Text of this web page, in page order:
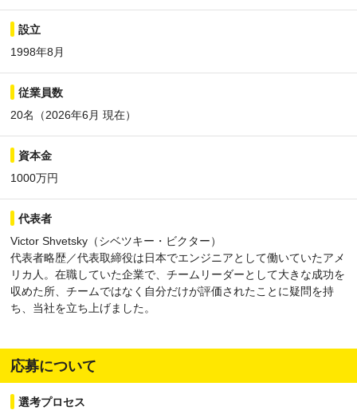
設立
1998年8月
従業員数
20名（2026年6月 現在）
資本金
1000万円
代表者
Victor Shvetsky（シベツキー・ビクター）
代表者略歴／代表取締役は日本でエンジニアとして働いていたアメ
リカ人。在職していた企業で、チームリーダーとして大きな成功を
収めた所、チームではなく自分だけが評価されたことに疑問を持
ち、当社を立ち上げました。
応募について
選考プロセス